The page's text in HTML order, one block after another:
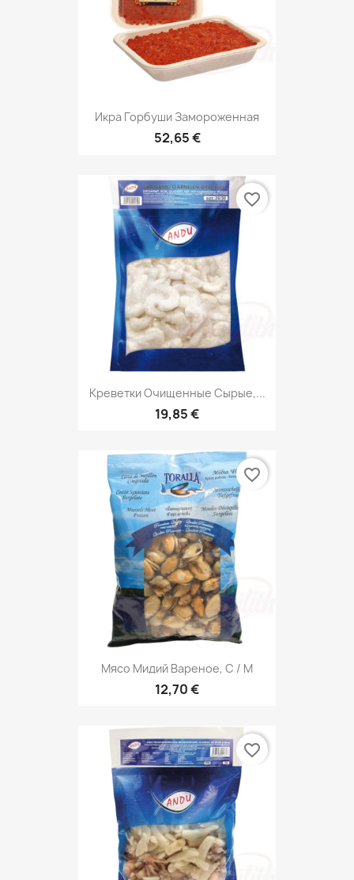
Икра Горбуши Замороженная
52,65 €
Креветки Очищенные Сырые,...
19,85 €
favorite_border
Мясо Мидий Вареное, С / М
12,70 €
favorite_border
favorite_border